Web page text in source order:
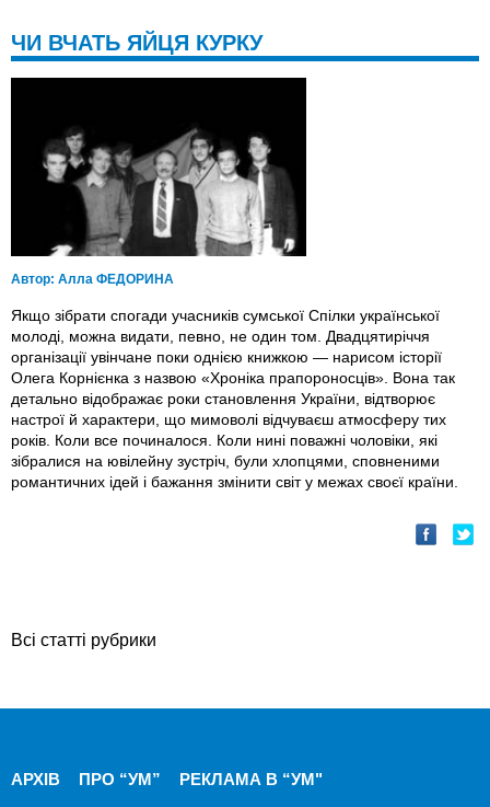
ЧИ ВЧАТЬ ЯЙЦЯ КУРКУ
Автор: Алла ФЕДОРИНА
Якщо зібрати спогади учасників сумської Спілки української
молоді, можна видати, певно, не один том. Двадцятиріччя
організації увінчане поки однією книжкою — нарисом історії
Олега Корнієнка з назвою «Хроніка прапороносців». Вона так
детально відображає роки становлення України, відтворює
настрої й характери, що мимоволі відчуваєш атмосферу тих
років. Коли все починалося. Коли нині поважні чоловіки, які
зібралися на ювілейну зустріч, були хлопцями, сповненими
романтичних ідей і бажання змінити світ у межах своєї країни.
Всі статті рубрики
АРХІВ ПРО “УМ” РЕКЛАМА В “УМ"